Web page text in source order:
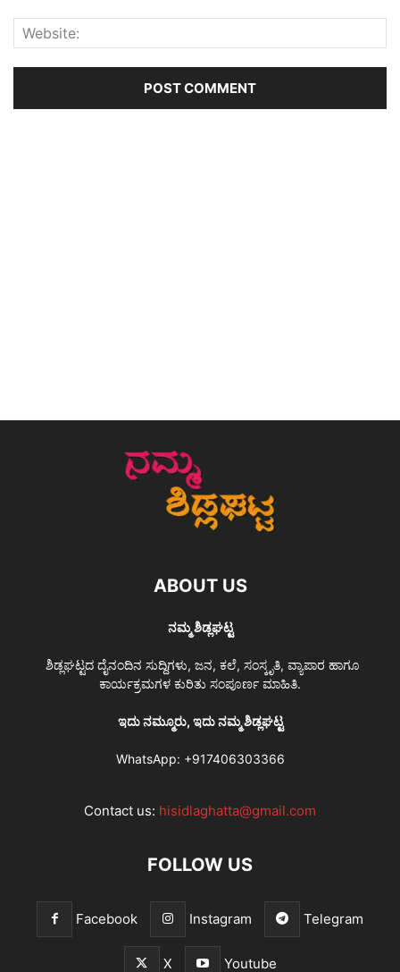
ABOUT US
ನಮ್ಮ ಶಿಡ್ಲಘಟ್ಟ
ಶಿಡ್ಲಘಟ್ಟದ ದೈನಂದಿನ ಸುದ್ದಿಗಳು, ಜನ, ಕಲೆ, ಸಂಸ್ಕೃತಿ, ವ್ಯಾಪಾರ ಹಾಗೂ
ಕಾರ್ಯಕ್ರಮಗಳ ಕುರಿತು ಸಂಪೂರ್ಣ ಮಾಹಿತಿ.
ಇದು ನಮ್ಮೂರು, ಇದು ನಮ್ಮ ಶಿಡ್ಲಘಟ್ಟ
WhatsApp: +917406303366
Contact us: hisidlaghatta@gmail.com
FOLLOW US
Facebook Instagram Telegram
X Youtube